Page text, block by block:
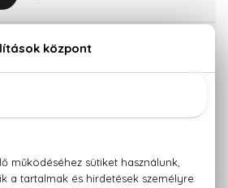
KIVÁLASZTÁSA
TERMÉKEK